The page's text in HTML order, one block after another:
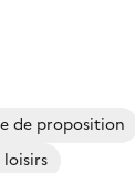
de proposition